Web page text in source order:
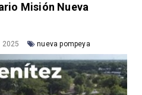
Misión Nueva
nueva pompeya